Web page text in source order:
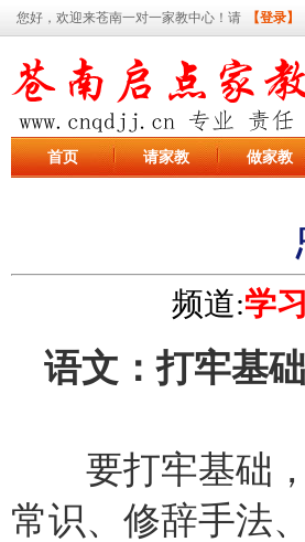
您好，欢迎来苍南一对一家教中心！请 【登录】
首页 请家教 做家教
频道:学
语文：打牢基
要打牢基础，
常识、修辞手法